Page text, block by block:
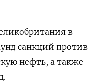
в
санкций против
нефть, а также